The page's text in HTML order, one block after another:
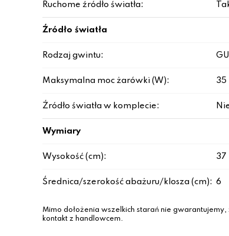
Ruchome źródło światła:
Źródło światła
Rodzaj gwintu:
Maksymalna moc żarówki (W): 35
Źródło światła w komplecie:
Wymiary
Wysokość (cm): 37
Średnica/szerokość abażuru/klosza (cm): 6
Mimo dołożenia wszelkich starań nie
kontakt z handlowcem.